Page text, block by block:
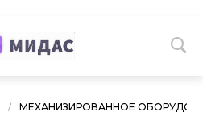
/ МЕХАНИЗИРОВАННОЕ